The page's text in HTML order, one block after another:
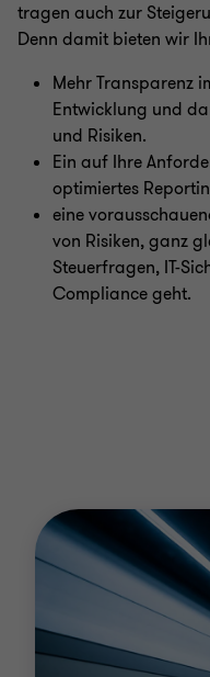
tragen auch zur
Denn damit bieten wir
Mehr Transparenz
Entwicklung und
und Risiken.
Ein auf Ihre
optimiertes
eine
von Risiken, ganz
Steuerfragen, IT-
Compliance geht.